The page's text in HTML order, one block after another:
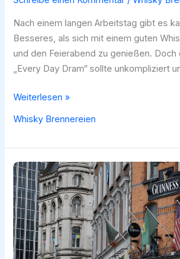
Nach einem langen Arbeitstag gibt es
Besseres, als sich mit einem guten
und den Feierabend zu genießen.
„Every Day Dram“ sollte unkompliziert
Every
Feierabend-
Whisky
Weiterlesen »
Whisky Brennereien